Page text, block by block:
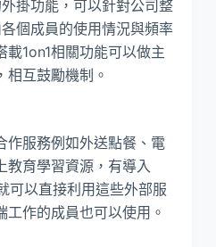
掛功能，可以針對公司整
個成員的使用情況與頻率
載1on1相關功能可以做主
相互鼓勵機制。
作服務例如外送點餐、電
教育學習資源，有導入
可以直接利用這些外部服
工作的成員也可以使用。